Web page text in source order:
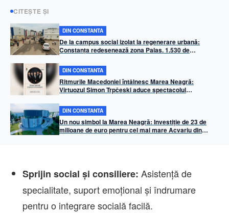
CITEȘTE ȘI
DIN CONSTANTA
De la campus social izolat la regenerare urbană:
Constanța redesenează zona Palas. 1.530 de
„ghetoizării”
DIN CONSTANTA
Ritmurile Macedoniei întâlnesc Marea Neagră:
Virtuozul Simon Trpčeski aduce spectacolul
DIN CONSTANTA
Un nou simbol la Marea Neagră: Investiție de 23 de
milioane de euro pentru cel mai mare Acvariu din
Sprijin social și consiliere: Asistență de
specialitate, suport emoțional și îndrumare
pentru o integrare socială facilă.